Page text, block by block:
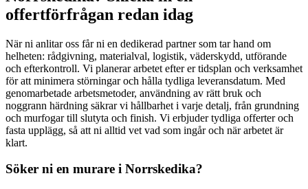
offertförfrågan redan idag
När ni anlitar oss får ni en dedikerad partner som tar hand om
helheten: rådgivning, materialval, logistik, väderskydd, utförande
och efterkontroll. Vi planerar arbetet efter er tidsplan och verksamhet
för att minimera störningar och hålla tydliga leveransdatum. Med
genomarbetade arbetsmetoder, användning av rätt bruk och
noggrann härdning säkrar vi hållbarhet i varje detalj, från grundning
och murfogar till slutyta och finish. Vi erbjuder tydliga offerter och
fasta upplägg, så att ni alltid vet vad som ingår och när arbetet är
klart.
Söker ni en murare i Norrskedika?